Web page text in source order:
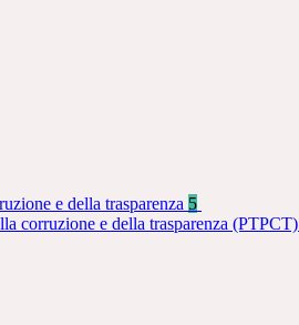
e della trasparenza 5
corruzione e della trasparenza (PTPCT)